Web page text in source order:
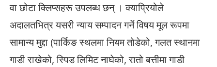
वा छोटा क्लिप्सहरू उपलब्ध छन् । क्याप्रियोले
अदालतभित्र यसरी न्याय सम्पादन गर्ने विषय मूल रूपमा
सामान्य मुद्दा (पार्किङ स्थलमा नियम तोडेको, गलत स्थानमा
गाडी राखेको, स्पिड लिमिट नाघेको, रातो बत्तीमा गाडी